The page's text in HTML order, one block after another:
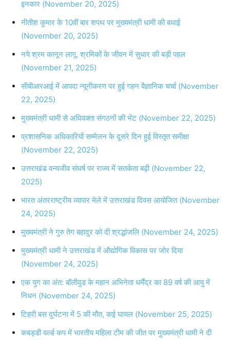
इनकार (November 20, 2025)
नीतीश कुमार के 10वीं बार शपथ पर मुख्यमंत्री धामी की बधाई
(November 20, 2025)
नये श्रम कानून लागू, श्रमिकों के जीवन में सुधार की बड़ी पहल
(November 21, 2025)
सीबीआरआई में आपदा न्यूनीकरण पर हुई गहन वैज्ञानिक चर्चा (November
22, 2025)
मुख्यमंत्री धामी से अधिवक्ता संगठनों की भेंट (November 22, 2025)
प्रशासनिक अधिकारियों सम्मेलन के दूसरे दिन हुई विस्तृत समीक्षा
(November 22, 2025)
उत्तराखंड वन्यजीव संघर्ष पर राज्य में सतर्कता बढ़ी (November 22,
2025)
भारत अंतरराष्ट्रीय व्यापार मेले में उत्तराखंड दिवस आयोजित (November
24, 2025)
मुख्यमंत्री ने गुरु तेग बहादुर को दी श्रद्धांजलि (November 24, 2025)
मुख्यमंत्री धामी ने उत्तराखंड में औद्योगिक विकास पर जोर दिया
(November 24, 2025)
एक युग का अंत: बॉलीवुड के महान अभिनेता धर्मेंद्र का 89 वर्ष की आयु में
निधन (November 24, 2025)
टिहरी बस दुर्घटना में 5 की मौत, कई घायल (November 25, 2025)
कबड्डी वर्ल्ड कप में भारतीय महिला टीम की जीत पर मुख्यमंत्री धामी ने दी